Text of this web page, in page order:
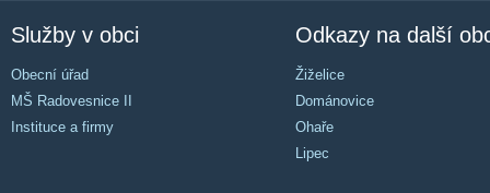
Služby v obci
Obecní úřad
MŠ Radovesnice II
Instituce a firmy
Odkazy na další
Žiželice
Dománovice
Ohaře
Lipec